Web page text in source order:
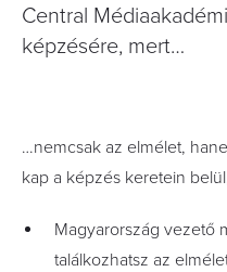
Central
képzésére, mert…
…nemcsak az elmélet,
kap a képzés keretein
Magyarország vezető
találkozhatsz az